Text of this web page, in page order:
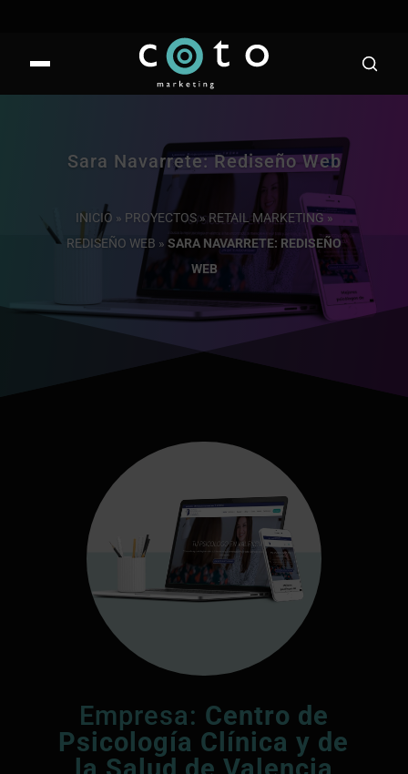
Sara Navarrete: Rediseño Web
INICIO » PROYECTOS» RETAIL MARKETING»
REDISEÑO WEB » SARA NAVARRETE: REDISEÑO
WEB
Empresa: Centro de
Psicología Clínica y de